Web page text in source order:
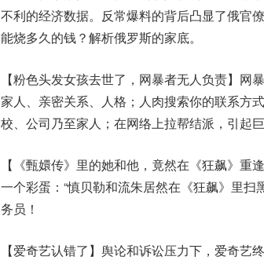
不利的经济数据。反常爆料的背后凸显了俄官
能烧多久的钱？解析俄罗斯的家底。
【粉色头发女孩去世了，网暴者无人负责】
家人、亲密关系、人格；人肉搜索你的联系方
校、公司乃至家人；在网络上拉帮结派，引起
【《甄嬛传》里的她和他，竟然在《狂飙》
一个彩蛋：“慎贝勒和流朱居然在《狂飙》里
务员！
【爱奇艺认错了】舆论和诉讼压力下，爱奇